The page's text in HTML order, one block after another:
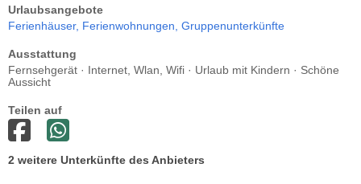
Urlaubsangebote
Ferienhäuser, Ferienwohnungen, Gruppenunterkünfte
Ausstattung
Fernsehgerät · Internet, Wlan, Wifi · Urlaub mit Kindern · Schöne
Aussicht
Teilen auf
2 weitere Unterkünfte des Anbieters